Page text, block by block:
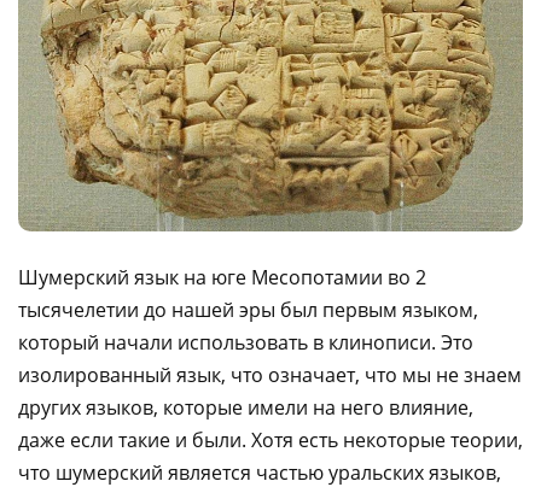
Шумерский язык на юге Месопотамии во 2
тысячелетии до нашей эры был первым языком,
который начали использовать в клинописи. Это
изолированный язык, что означает, что мы не знаем
других языков, которые имели на него влияние,
даже если такие и были. Хотя есть некоторые теории,
что шумерский является частью уральских языков,